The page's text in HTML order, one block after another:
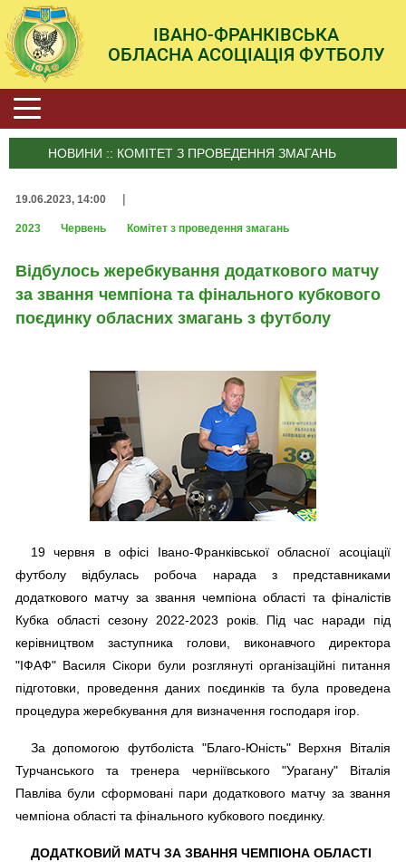
ІВАНО-ФРАНКІВСЬКА
ОБЛАСНА АСОЦІАЦІЯ ФУТБОЛУ
НОВИНИ :: КОМІТЕТ З ПРОВЕДЕННЯ ЗМАГАНЬ
19.06.2023, 14:00 |
2023 Червень Комітет з проведення змагань
Відбулось жеребкування додаткового матчу
за звання чемпіона та фінального кубкового
поєдинку обласних змагань з футболу
19 червня в офісі Івано-Франківської обласної асоціації
футболу відбулась робоча нарада з представниками
додаткового матчу за звання чемпіона області та фіналістів
Кубка області сезону 2022-2023 років. Під час наради під
керівництвом заступника голови, виконавчого директора
"ІФАФ" Василя Сікори були розглянуті організаційні питання
підготовки, проведення даних поєдинків та була проведена
процедура жеребкування для визначення господаря ігор.
За допомогою футболіста "Благо-Юність" Верхня Віталія
Турчанського та тренера черніївського "Урагану" Віталія
Павліва були сформовані пари додаткового матчу за звання
чемпіона області та фінального кубкового поєдинку.
ДОДАТКОВИЙ МАТЧ ЗА ЗВАННЯ ЧЕМПІОНА ОБЛАСТІ